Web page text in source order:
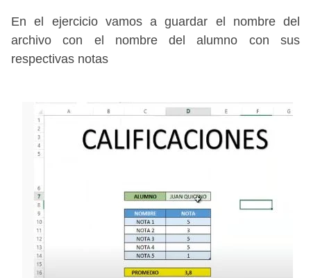
En el ejercicio vamos a guardar el nombre del
archivo con el nombre del alumno con sus
respectivas notas